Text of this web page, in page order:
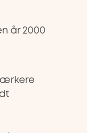
år 2000